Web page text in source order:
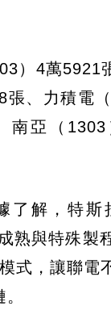
）4萬5921
、力積電
南亞（
了解，特斯
熟與特殊製
式，讓聯電